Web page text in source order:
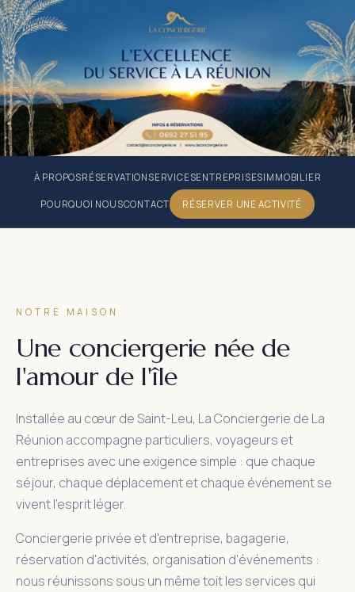
La Conciergerie de La
À PROPOSRÉSERVATION SERVICESENTREPRISESIMMOBILIER
POURQUOI NOUSCONTACT RÉSERVER UNE ACTIVITÉ
NOTRE MAISON
Une conciergerie née de
l'amour de l'île
Installée au cœur de Saint-Leu, La Conciergerie de La
Réunion accompagne particuliers, voyageurs et
entreprises avec une exigence simple : que chaque
séjour, chaque déplacement et chaque événement se
vivent l'esprit léger.
Conciergerie privée et d'entreprise, bagagerie,
réservation d'activités, organisation d'événements :
nous réunissons sous un même toit les services qui